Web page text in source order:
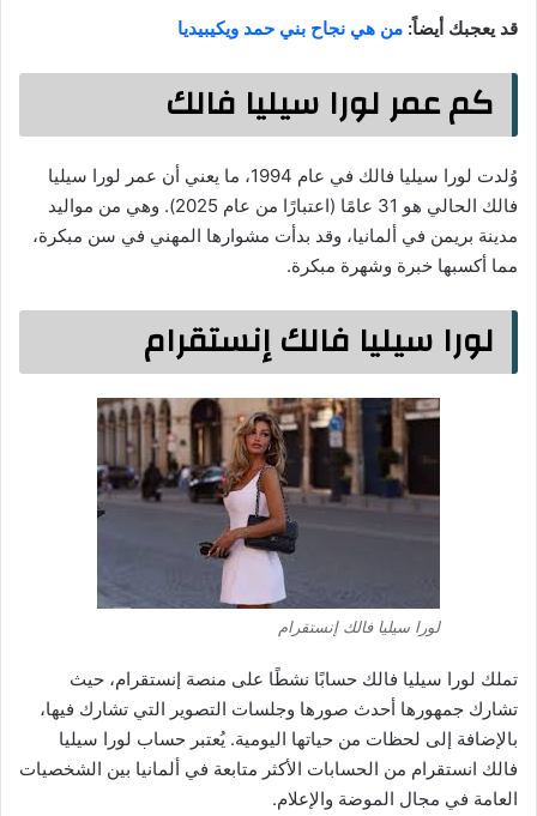
قد يعجبك أيضاً: من هي نجاح بني حمد ويكيبيديا
كم عمر لورا سيليا فالك
وُلدت لورا سيليا فالك في عام 1994، ما يعني أن عمر لورا سيليا
فالك الحالي هو 31 عامًا (اعتبارًا من عام 2025). وهي من مواليد
مدينة بريمن في ألمانيا، وقد بدأت مشوارها المهني في سن مبكرة،
مما أكسبها خبرة وشهرة مبكرة.
لورا سيليا فالك إنستقرام
لورا سيليا فالك إنستقرام
تملك لورا سيليا فالك حسابًا نشطًا على منصة إنستقرام، حيث
تشارك جمهورها أحدث صورها وجلسات التصوير التي تشارك فيها،
بالإضافة إلى لحظات من حياتها اليومية. يُعتبر حساب لورا سيليا
فالك انستقرام من الحسابات الأكثر متابعة في ألمانيا بين الشخصيات
العامة في مجال الموضة والإعلام.